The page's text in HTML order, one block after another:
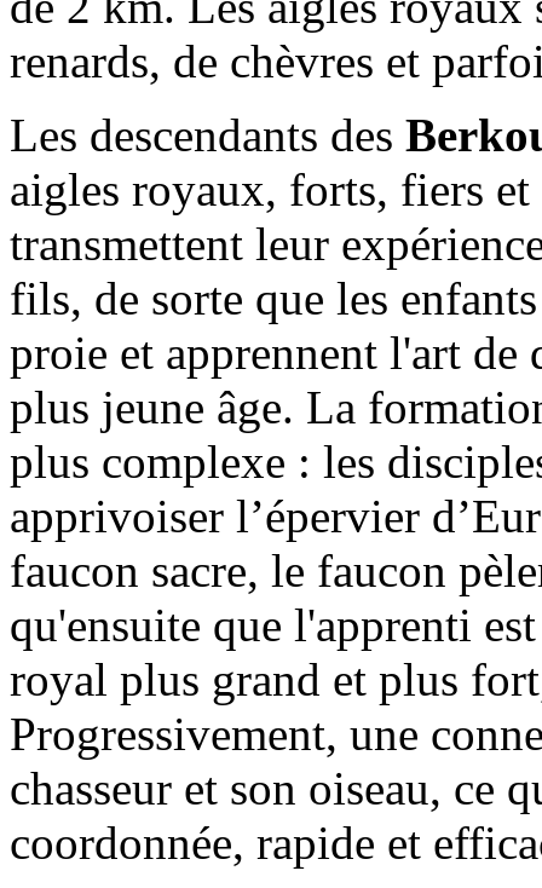
renards, de chèvres et
Les descendants des
aigles royaux, forts, fiers et
transmettent leur
fils, de sorte que les
proie et apprennent l'art de
plus jeune âge. La
plus complexe : les
apprivoiser l’épervier
faucon sacre, le faucon
qu'ensuite que l'apprenti
royal plus grand et plus
Progressivement, une
chasseur et son oiseau, ce
coordonnée, rapide et